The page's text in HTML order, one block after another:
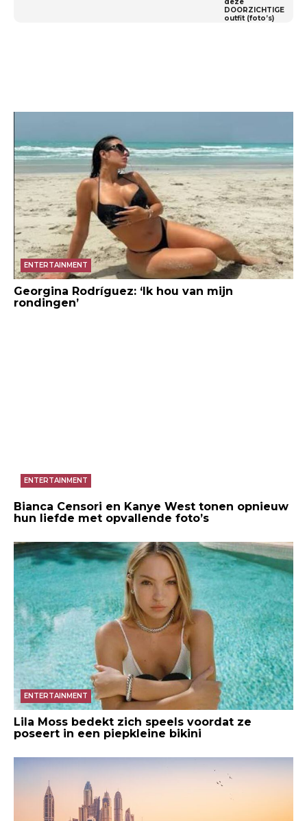
DOORZICHTIGE
outfit (foto’s)
ENTERTAINMENT
Georgina Rodríguez: ‘Ik hou van mijn
rondingen’
ENTERTAINMENT
Bianca Censori en Kanye West tonen opnieuw
hun liefde met opvallende foto’s
ENTERTAINMENT
Lila Moss bedekt zich speels voordat ze
poseert in een piepkleine bikini